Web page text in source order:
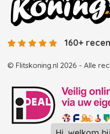
© Flitskoning.nl 2026 - Alle
160+